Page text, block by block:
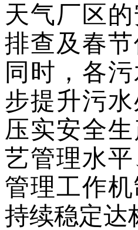
天气厂区
排查及春
同时，各
步提升污
压实安全
艺管理水平
管理工作
持续稳定达